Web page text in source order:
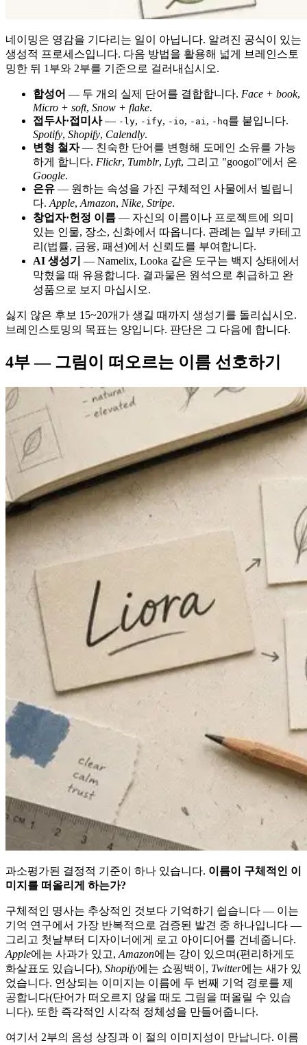
네이밍은 영감을 기다리는 일이 아닙니다. 알려진 공식이 있는
생성적 프로세스입니다. 다음 방법을 활용해 넓게 브레인스토
밍한 뒤 1부와 2부를 기준으로 걸러내십시오.
합성어 — 두 개의 실제 단어를 결합합니다. Face + book,
Micro + soft, Snow + flake.
접두사·접미사— -ly, -ify, -io, -ai, -hq를 붙입니다.
Spotify, Shopify, Calendly.
변형 철자— 친숙한 단어를 변형해 도메인 소유를 가능
하게 합니다. Flickr, Tumblr, Lyft, 그리고 "googol"에서 온
Google.
은유 — 원하는 속성을 가진 구체적인 사물에서 빌립니
다. Apple, Amazon, Nike, Stripe.
창업자·헌정 이름 — 자신의 이름이나 프로젝트에 의미
있는 인물, 장소, 신화에서 따옵니다. 관례는 일부 카테고
리(법률, 금융, 패션)에서 신뢰도를 부여합니다.
AI 생성기 — Namelix, Looka 같은 도구는 백지 상태에서
막혔을 때 유용합니다. 결과물은 원석으로 취급하고 완
성품으로 보지 마십시오.
싫지 않은 후보 15~20개가 생길 때까지 생성기를 돌리십시오.
브레인스토밍의 목표는 양입니다. 판단은 그 다음에 합니다.
4부 — 그림이 떠오르는 이름 선호하기
과소평가된 결정적 기준이 하나 있습니다. 이름이 구체적인 이
미지를 떠올리게 하는가?
구체적인 명사는 추상적인 것보다 기억하기 쉽습니다 — 이는
기억 연구에서 가장 반복적으로 검증된 발견 중 하나입니다 —
그리고 첫날부터 디자이너에게 로고 아이디어를 건네줍니다.
Apple에는 사과가 있고, Amazon에는 강이 있으며(편리하게도
화살표도 있습니다), Shopify에는 쇼핑백이, Twitter에는 새가 있
었습니다. 연상되는 이미지는 이름에 두 번째 기억 경로를 제
공합니다(단어가 떠오르지 않을 때도 그림을 떠올릴 수 있습
니다). 또한 즉각적인 시각적 정체성을 만들어줍니다.
여기서 2부의 음성 상징과 이 절의 이미지성이 만납니다. 이름